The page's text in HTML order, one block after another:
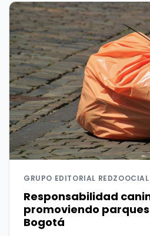
GRUPO EDITORIAL REDZOOCIAL
Responsabilidad
promoviendo
Bogotá